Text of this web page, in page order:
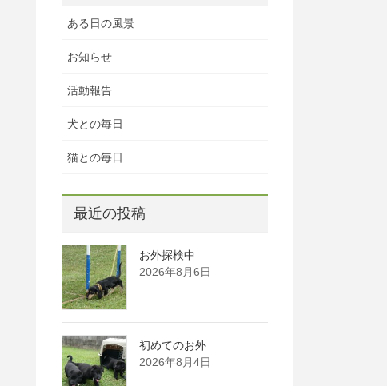
ある日の風景
お知らせ
活動報告
犬との毎日
猫との毎日
最近の投稿
お外探検中
2026年8月6日
初めてのお外
2026年8月4日